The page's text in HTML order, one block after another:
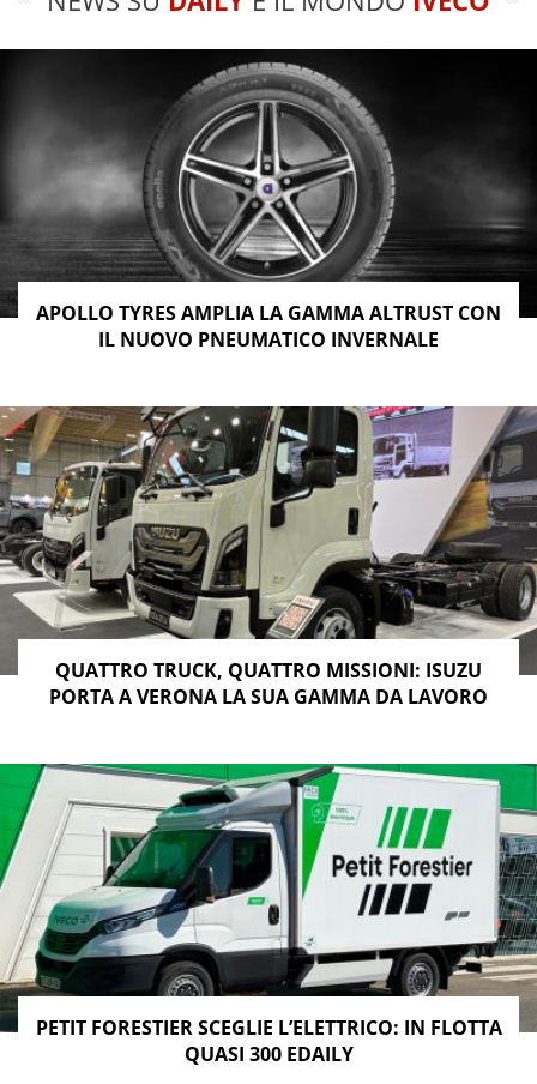
APOLLO TYRES AMPLIA LA GAMMA ALTRUST CON
IL NUOVO PNEUMATICO INVERNALE
QUATTRO TRUCK, QUATTRO MISSIONI: ISUZU
PORTA A VERONA LA SUA GAMMA DA LAVORO
PETIT FORESTIER SCEGLIE L’ELETTRICO: IN FLOTTA
QUASI 300 EDAILY